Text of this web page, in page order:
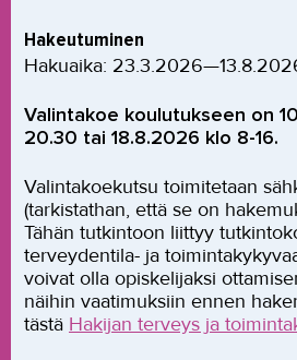
Hakeutuminen
Hakuaika:
Valintakoe koulutukseen on
20.30 tai 18.8.2026 klo 8-16.
Valintakoekutsu toimitetaan
(tarkistathan, että se on
Tähän tutkintoon liittyy
terveydentila- ja
voivat olla opiskelijaksi
näihin vaatimuksiin ennen
tästä Hakijan terveys ja